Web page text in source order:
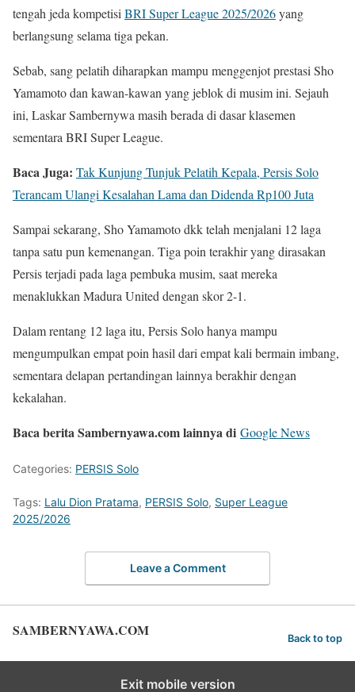
tengah jeda kompetisi BRI Super League 2025/2026yang
berlangsung selama tiga pekan.
Sebab, sang pelatih diharapkan mampu menggenjot prestasi Sho
Yamamoto dan kawan-kawan yang jeblok di musim ini. Sejauh
ini, Laskar Sambernywa masih berada di dasar klasemen
sementara BRI Super League.
Baca Juga: Tak Kunjung Tunjuk Pelatih Kepala, Persis Solo
Terancam Ulangi Kesalahan Lama dan Didenda Rp100 Juta
Sampai sekarang, Sho Yamamoto dkk telah menjalani 12 laga
tanpa satu pun kemenangan. Tiga poin terakhir yang dirasakan
Persis terjadi pada laga pembuka musim, saat mereka
menaklukkan Madura United dengan skor 2-1.
Dalam rentang 12 laga itu, Persis Solo hanya mampu
mengumpulkan empat poin hasil dari empat kali bermain imbang,
sementara delapan pertandingan lainnya berakhir dengan
kekalahan.
Baca berita Sambernyawa.com lainnya di Google News
Categories: PERSIS Solo
Tags: Lalu Dion Pratama, PERSIS Solo, Super League
2025/2026
Leave a Comment
SAMBERNYAWA.COM Back to top
Exit mobile version